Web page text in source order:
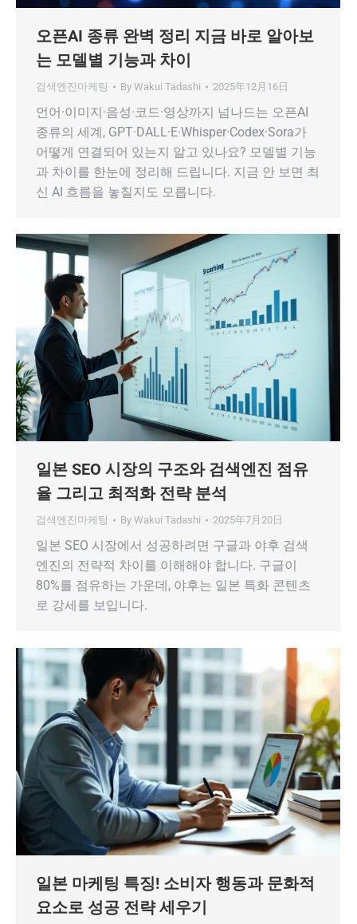
오픈AI 종류 완벽 정리 지금 바로 알아보
는 모델별 기능과 차이
검색엔진마케팅 By Wakui Tadashi 2025年12月16日
언어·이미지·음성·코드·영상까지 넘나드는 오픈AI
종류의 세계, GPT·DALL·E·Whisper·Codex·Sora가
어떻게 연결되어 있는지 알고 있나요? 모델별 기능
과 차이를 한눈에 정리해 드립니다. 지금 안 보면 최
신 AI 흐름을 놓칠지도 모릅니다.
일본 SEO 시장의 구조와 검색엔진 점유
율 그리고 최적화 전략 분석
검색엔진마케팅 By Wakui Tadashi 2025年7月20日
일본 SEO 시장에서 성공하려면 구글과 야후 검색
엔진의 전략적 차이를 이해해야 합니다. 구글이
80%를 점유하는 가운데, 야후는 일본 특화 콘텐츠
로 강세를 보입니다.
일본 마케팅 특징! 소비자 행동과 문화적
요소로 성공 전략 세우기